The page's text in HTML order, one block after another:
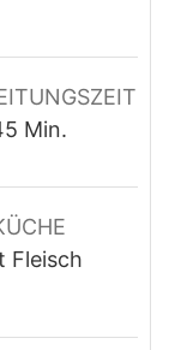
Minuten
Min.
Fleisch